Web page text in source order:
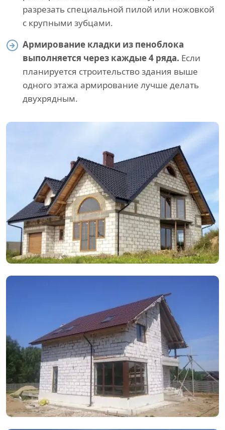
разрезать специальной пилой или ножовкой
с крупными зубцами.
Армирование кладки из пеноблока
выполняется через каждые 4 ряда. Если
планируется строительство здания выше
одного этажа армирование лучше делать
двухрядным.